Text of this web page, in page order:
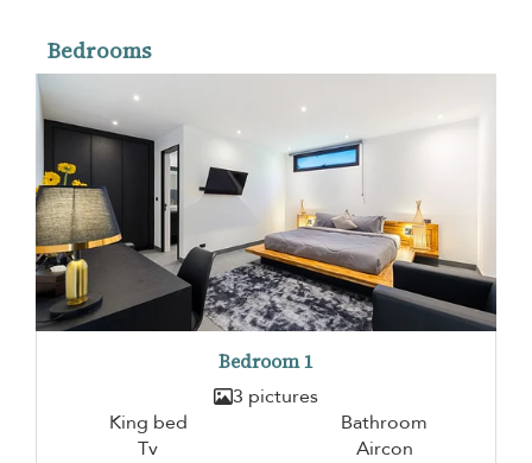
Bedrooms
Bedroom 1
3 pictures
King bed
Bathroom
Tv
Aircon